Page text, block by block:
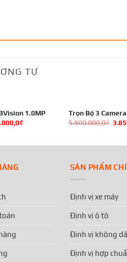
TỰ
1.0MP
₫
Trọn Bộ 3
5.900.000,0₫
SẢN PHẨM
Định vị xe máy
Định vị ô tô
Đinh vị không
Định vị hợp